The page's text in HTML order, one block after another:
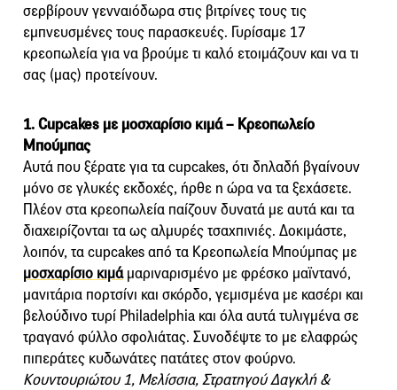
σερβίρουν γενναιόδωρα στις βιτρίνες τους τις
εμπνευσμένες τους παρασκευές. Γυρίσαμε 17
κρεοπωλεία για να βρούμε τι καλό ετοιμάζουν και να τι
σας (μας) προτείνουν.
1. Cupcakes με μοσχαρίσιο κιμά – Κρεοπωλείο
Μπούμπας
Αυτά που ξέρατε για τα cupcakes, ότι δηλαδή βγαίνουν
μόνο σε γλυκές εκδοχές, ήρθε η ώρα να τα ξεχάσετε.
Πλέον στα κρεοπωλεία παίζουν δυνατά με αυτά και τα
διαχειρίζονται τα ως αλμυρές τσαχπινιές. Δοκιμάστε,
λοιπόν, τα cupcakes από τα Κρεοπωλεία Μπούμπας με
μοσχαρίσιο κιμάμαριναρισμένο με φρέσκο μαϊντανό,
μανιτάρια πορτσίνι και σκόρδο, γεμισμένα με κασέρι και
βελούδινο τυρί Philadelphia και όλα αυτά τυλιγμένα σε
τραγανό φύλλο σφολιάτας. Συνοδέψτε το με ελαφρώς
πιπεράτες κυδωνάτες πατάτες στον φούρνο.
Κουντουριώτου 1, Μελίσσια, Στρατηγού Δαγκλή &